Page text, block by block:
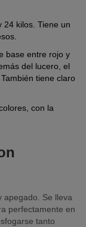
24 kilos. Tiene un
base entre rojo y
del lucero, el
tiene claro
con la
apegado. Se lleva
perfectamente en
tanto